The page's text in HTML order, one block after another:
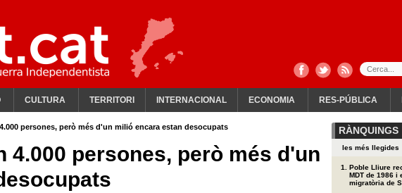
CULTURA TERRITORI INTERNACIONAL ECONOMIA RES-PÚBLICA
persones, però més d'un milió encara estan desocupats
4.000 persones, però més d'un
RÀNQUINGS
les més llegides
Poble Lliure
MDT de 1986
migratòria de